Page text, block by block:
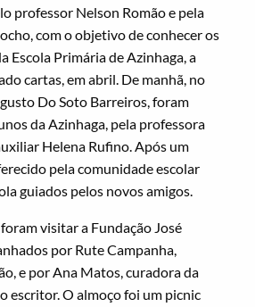
professor Nelson Romão e pela
com o objetivo de conhecer os
Escola Primária de Azinhaga, a
cartas, em abril. De manhã, no
Do Soto Barreiros, foram
da Azinhaga, pela professora
Helena Rufino. Após um
pela comunidade escolar
guiados pelos novos amigos.
visitar a Fundação José
por Rute Campanha,
e por Ana Matos, curadora da
escritor. O almoço foi um picnic